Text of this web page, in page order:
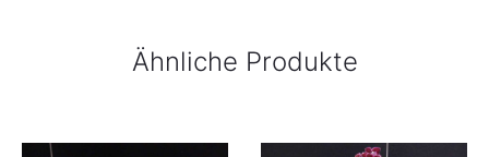
Ähnliche Produkte